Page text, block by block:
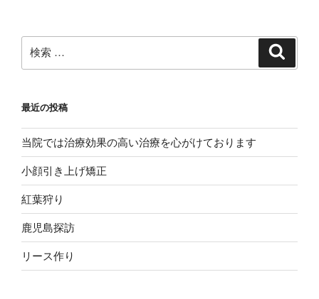
索:
最近の投稿
当院では治療効果の高い治療を心がけております
小顔引き上げ矯正
紅葉狩り
鹿児島探訪
リース作り